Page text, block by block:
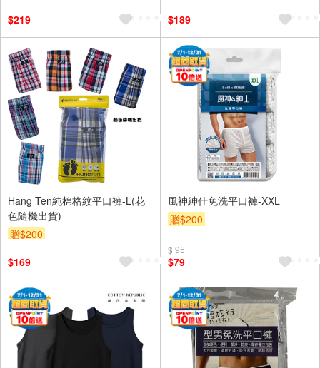
$219
$189
Hang Ten純棉格紋平口褲-L(花
色隨機出貨)
贈$200
$169
風神紳仕免洗平口褲-XXL
贈$200
$ 95
$79